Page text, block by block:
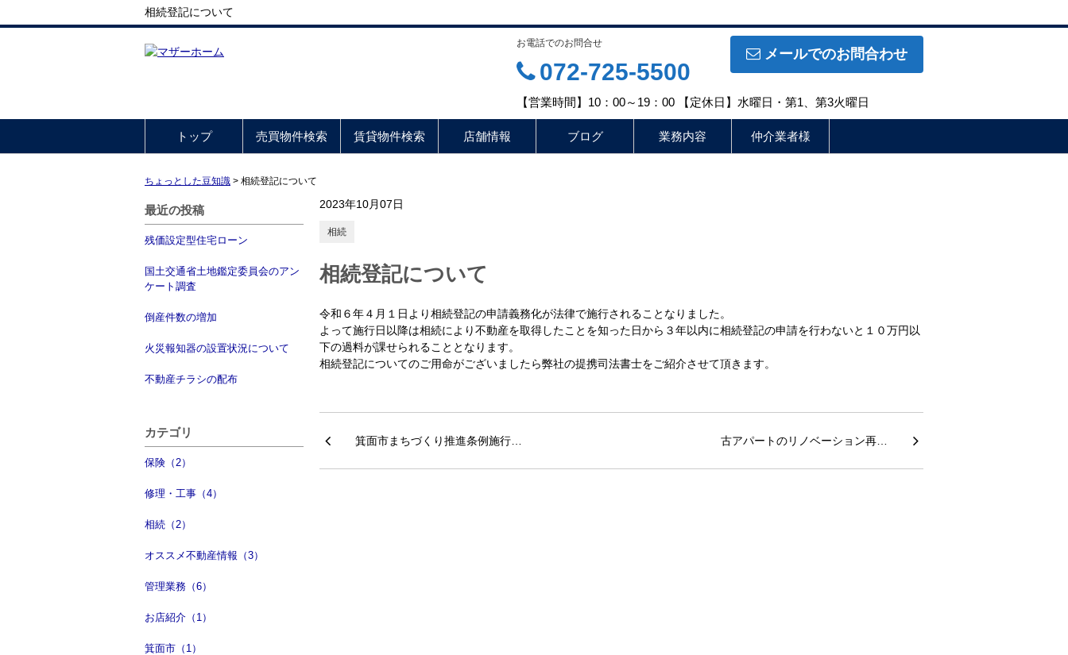
相続登記について
メールでのお問合わせ
お電話でのお問合せ
072-725-5500
【営業時間】10：00～19：00 【定休日】水曜日・第1、第3火曜日
トップ 売買物件検索 賃貸物件検索 店舗情報 ブログ 業務内容 仲介業者様
ちょっとした豆知識 > 相続登記について
最近の投稿
残価設定型住宅ローン
国土交通省土地鑑定委員会のアン
ケート調査
倒産件数の増加
火災報知器の設置状況について
不動産チラシの配布
カテゴリ
保険（2）
修理・工事（4）
相続（2）
オススメ不動産情報（3）
管理業務（6）
お店紹介（1）
箕面市（1）
2023年10月07日
相続
相続登記について
令和６年４月１日より相続登記の申請義務化が法律で施行されることなりました。
よって施行日以降は相続により不動産を取得したことを知った日から３年以内に相続登記の申請を行わないと１０万円以
下の過料が課せられることとなります。
相続登記についてのご用命がございましたら弊社の提携司法書士をご紹介させて頂きます。
箕面市まちづくり推進条例施行… 古アパートのリノベーション再…